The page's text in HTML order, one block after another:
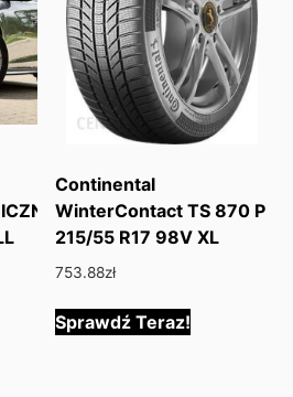
Continental
WinterContact TS 870 P
215/55 R17 98V XL
753.88zł
Sprawdź Teraz!